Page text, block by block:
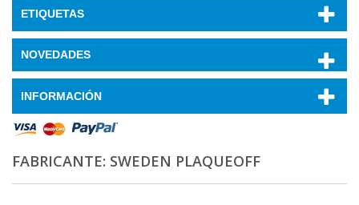
ETIQUETAS
NOVEDADES
INFORMACIÓN
FABRICANTE: SWEDEN PLAQUEOFF